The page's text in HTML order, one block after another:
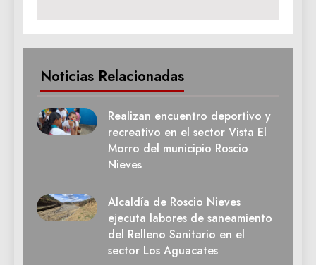
Noticias Relacionadas
Realizan encuentro deportivo y
recreativo en el sector Vista El
Morro del municipio Roscio
Nieves
Alcaldía de Roscio Nieves
ejecuta labores de saneamiento
del Relleno Sanitario en el
sector Los Aguacates